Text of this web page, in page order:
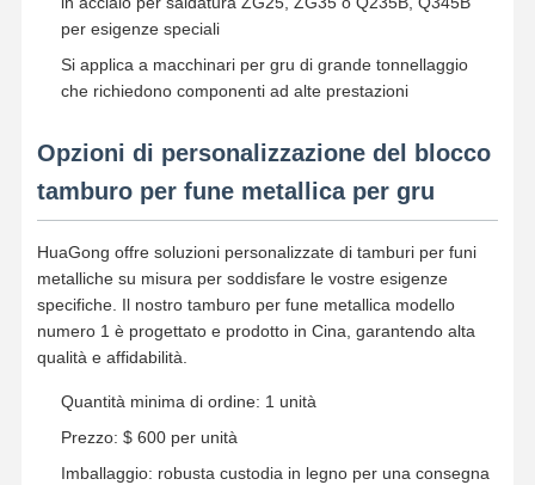
per esigenze speciali
Si applica a macchinari per gru di grande tonnellaggio
che richiedono componenti ad alte prestazioni
Opzioni di personalizzazione del blocco
tamburo per fune metallica per gru
HuaGong offre soluzioni personalizzate di tamburi per funi
metalliche su misura per soddisfare le vostre esigenze
specifiche. Il nostro tamburo per fune metallica modello
numero 1 è progettato e prodotto in Cina, garantendo alta
qualità e affidabilità.
Quantità minima di ordine: 1 unità
Prezzo: $ 600 per unità
Imballaggio: robusta custodia in legno per una consegna